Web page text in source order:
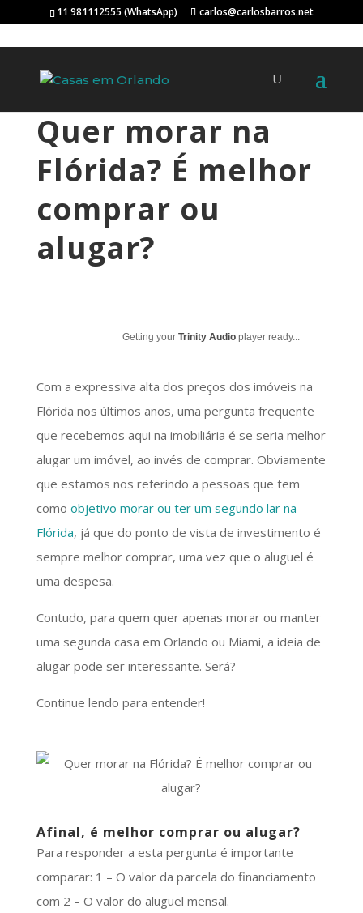
11 981112555 (WhatsApp) carlos@carlosbarros.net
Quer morar na
Flórida? É melhor
comprar ou
alugar?
Getting your Trinity Audioplayer ready...
Com a expressiva alta dos preços dos imóveis na
Flórida nos últimos anos, uma pergunta frequente
que recebemos aqui na imobiliária é se seria melhor
alugar um imóvel, ao invés de comprar. Obviamente
que estamos nos referindo a pessoas que tem
como objetivo morar ou ter um segundo lar na
Flórida, já que do ponto de vista de investimento é
sempre melhor comprar, uma vez que o aluguel é
uma despesa.
Contudo, para quem quer apenas morar ou manter
uma segunda casa em Orlando ou Miami, a ideia de
alugar pode ser interessante. Será?
Continue lendo para entender!
Afinal, é melhor comprar ou alugar?
Para responder a esta pergunta é importante
comparar: 1 – O valor da parcela do financiamento
com 2 – O valor do aluguel mensal.